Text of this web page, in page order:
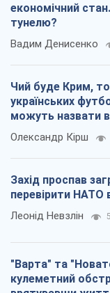
економічний
тунелю?
Вадим Денисенко
Чий буде Крим,
українських
можуть назвати
Олександр Кірш
Захід проспав
перевірити НАТО
Леонід Невзлін
"Варта" та
кулеметний